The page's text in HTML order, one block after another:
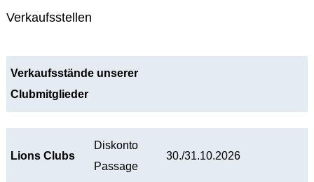
Verkaufsstellen
Verkaufsstände unserer
Clubmitglieder
Lions Clubs
Diskonto
Passage
30./31.10.2026